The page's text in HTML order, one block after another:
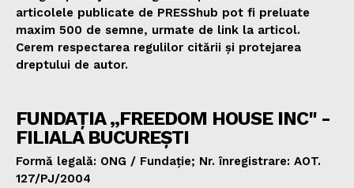
articolele publicate de PRESShub pot fi preluate
maxim 500 de semne, urmate de link la articol.
Cerem respectarea regulilor citării și protejarea
dreptului de autor.
FUNDAȚIA „FREEDOM HOUSE INC" -
FILIALA BUCUREȘTI
Formă legală: ONG / Fundație; Nr. înregistrare: AOT.
127/PJ/2004